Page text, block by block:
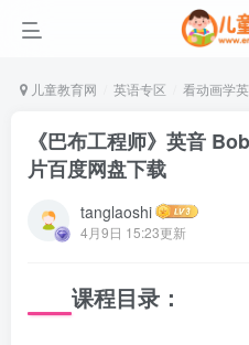
儿童教育网 英语专区 看动画学
《巴布工程师》英音
片百度网盘下载
tanglaoshi
4月9日 15:23更新
课程目录：